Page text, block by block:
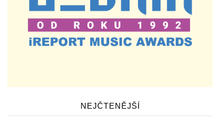
NEJČTENĚJŠÍ